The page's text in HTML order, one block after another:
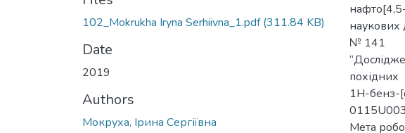
102_Mokrukha Iryna Serhiivna_1.pdf(311.84 KB)
Date
2019
Authors
Мокруха, Ірина Сергіївна
наукових
№ 141
похідних
1H-бенз-
Мета